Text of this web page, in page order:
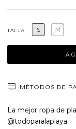
TALLA S M
MÉTODOS DE
La mejor ropa de
@todoparalaplaya